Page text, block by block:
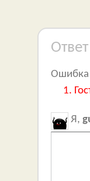
Ошибка
Я,